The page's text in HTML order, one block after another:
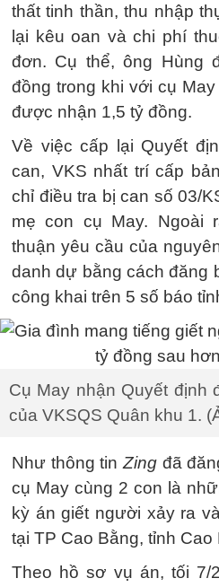
thất tinh thần, thu nhập
lại kêu oan và chi phí
đơn. Cụ thể, ông Hùng
đồng trong khi với cụ
được nhận 1,5 tỷ đồng.
Về việc cấp lại Quyết
can, VKS nhất trí cấp
chỉ điều tra bị can số 03/
mẹ con cụ May. Ngoài
thuận yêu cầu của
danh dự bằng cách đăng
công khai trên 5 số báo
Cụ May nhận Quyết định
của VKSQS Quân khu 1.
Như thông tin Zing đã
cụ May cùng 2 con là
kỳ án giết người xảy ra
tại TP Cao Bằng, tỉnh Cao
Theo hồ sơ vụ án, tối 7/